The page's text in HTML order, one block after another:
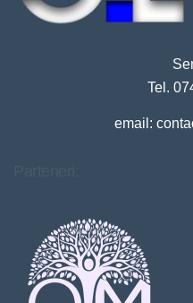
Tel.
email: